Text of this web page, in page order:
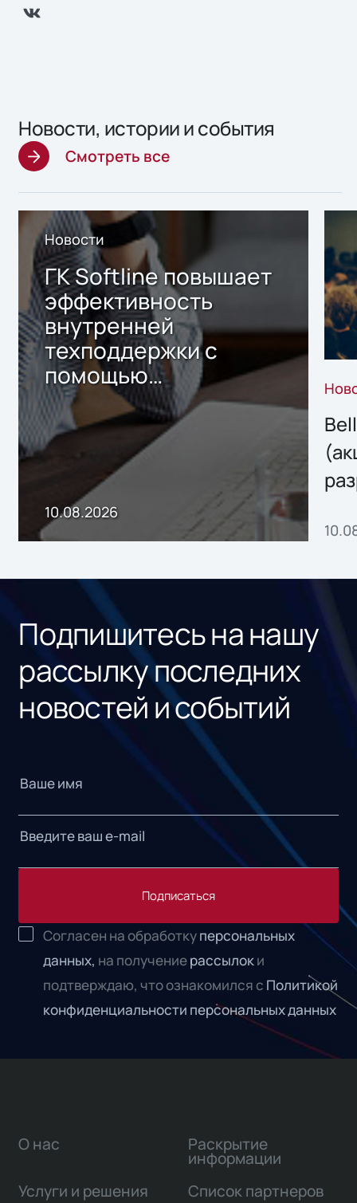
Новости, истории и события
Смотреть все
Новости
ГК Softline повышает
эффективность
внутренней
техподдержки с
помощью
собственного ИИ-
сервиса
10.08.2026
Подпишитесь на нашу
рассылку последних
новостей и событий
Подписаться
Согласен на обработкуперсональных
данных, на получениерассылоки
подтверждаю, что ознакомился с Политикой
конфиденциальности персональных данных
О нас
Услуги и решения
Раскрытие
информации
Список партнеров